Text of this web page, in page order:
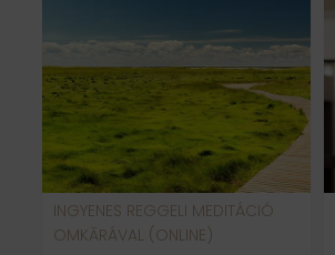
INGYENES REGGELI MEDITÁCIÓ
OMKĀRÁVAL (ONLINE)